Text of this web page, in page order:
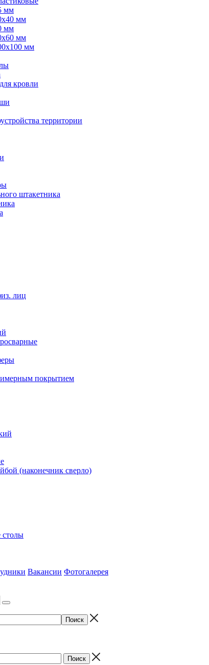
мм
мм
мм
мм
мм
кровли
территории
штакетника
лиц
покрытием
(наконечник сверло)
столы
Вакансии Фотогалерея